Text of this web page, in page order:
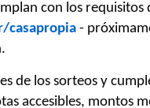
con los requisitos
casapropia -
de los sorteos y
accesibles, montos